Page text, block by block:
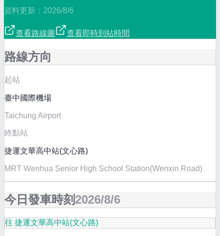
資料更新： 2026/8/6
查看路線圖 查看即時到站時間
路線方向
起站
臺中國際機場
Taichung Airport
終點站
捷運文華高中站(文心路)
MRT Wenhua Senior High School Station(Wenxin Road)
今日發車時刻 2026/8/6
往 捷運文華高中站(文心路)